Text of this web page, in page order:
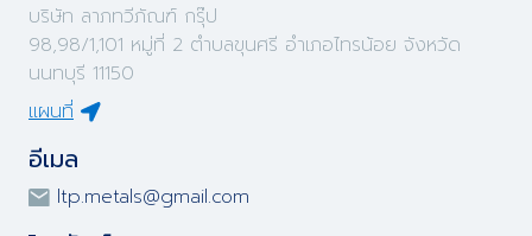
บริษัท ลาภทวีภัณฑ์ กรุ๊ป
98,98/1,101 หมู่ที่ 2 ตำบลขุนศรี อำเภอไทรน้อย จังหวัด
นนทบุรี 11150
แผนที่
อีเมล
ltp.metals@gmail.com